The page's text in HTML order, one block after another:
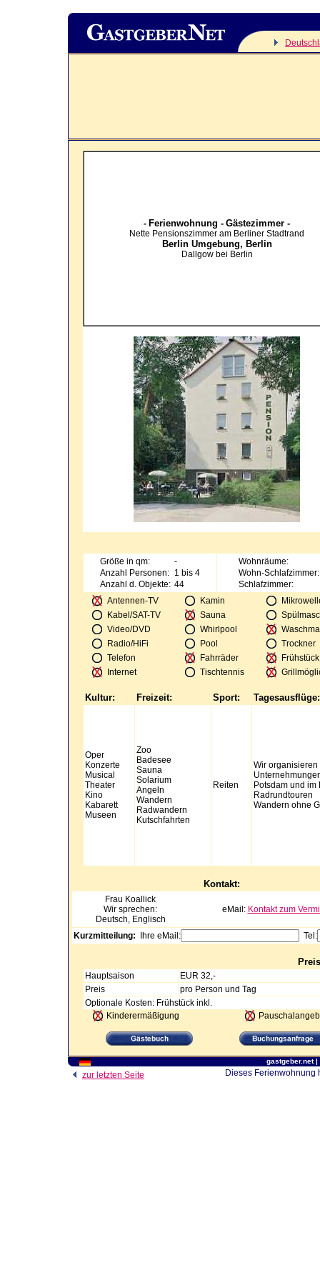
- Ferienwohnung - Gästezimmer -
Nette Pensionszimmer am Berliner Stadtrand
Berlin Umgebung, Berlin
Dallgow bei Berlin
Größe in qm:
-
Anzahl Personen:
1 bis 4
Anzahl d. Objekte: 44
Wohnräume:
Wohn-Schlafzimmer:
Schlafzimmer:
Antennen-TV
Kamin
Kabel/SAT-TV
Sauna
Video/DVD
Whirlpool
Radio/HiFi
Pool
Trockner
Telefon
Fahrräder
Internet
Tischtennis
Kultur: Freizeit: Sport: Tagesausflüge:
Oper
Konzerte
Musical
Theater
Kino
Kabarett
Museen
Zoo
Badesee
Sauna
Solarium
Angeln
Wandern
Radwandern
Kutschfahrten
Reiten
Wir organisieren
Potsdam und im
Radrundtouren
Wandern ohne
Kontakt:
Frau Koallick
Wir sprechen:
Deutsch, Englisch
eMail: Kontakt zum
Kurzmitteilung: Ihre eMail: Tel:
Hauptsaison
EUR 32,-
Preis
pro Person und Tag
Optionale Kosten: Frühstück inkl.
Kinderermäßigung
gastgeber.net|
zur letzten Seite Dieses Ferienwohnung